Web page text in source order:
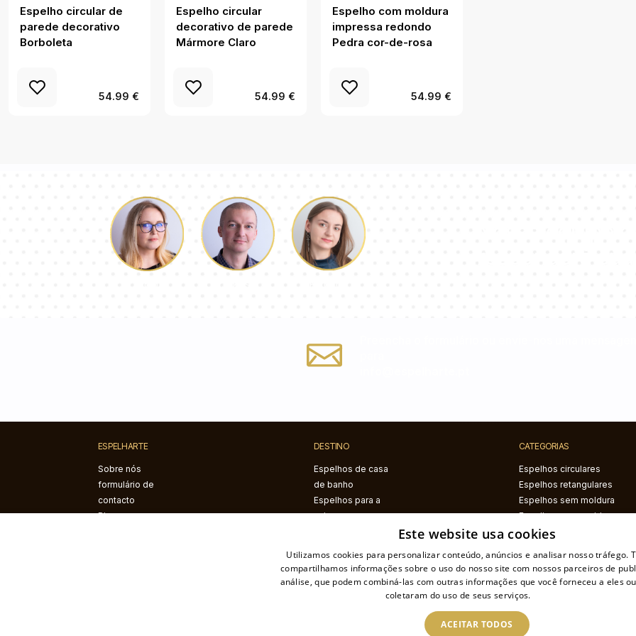
Espelho circular de
parede decorativo
Borboleta
54.99 €
Espelho circular
decorativo de parede
Mármore Claro
54.99 €
Espelho com moldura
impressa redondo
Pedra cor-de-rosa
54.99 €
ESPELHARTE
Sobre nós
formulário de
contacto
Blogue
DESTINO
Espelhos de casa
de banho
Espelhos para a
sala
Espelhos para o
CATEGORIAS
Espelhos circulares
Espelhos retangulares
Espelhos sem moldura
Espelhos com moldura
preta
Espelhos com
iluminação LED
Espelhos com estampa
Espelhos irregulares
Este website usa cookies
Utilizamos cookies para personalizar conteúdo, anúncios e analisar nosso tráfego.
compartilhamos informações sobre o uso do nosso site com nossos parceiros de
análise, que podem combiná-las com outras informações que você forneceu a eles
coletaram do uso de seus serviços.
ACEITAR TODOS